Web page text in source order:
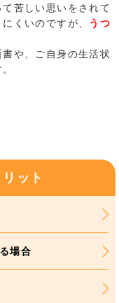
苦しい思いをされて
くいのですが、 うつ
や、ご自身の生活状
ット
場合